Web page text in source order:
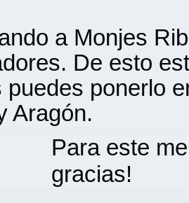
a Monjes
De esto
puedes ponerlo
Aragón.
Para este
gracias!